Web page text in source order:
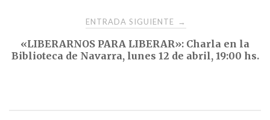
ENTRADA SIGUIENTE →
«LIBERARNOS PARA LIBERAR»: Charla en la
Biblioteca de Navarra, lunes 12 de abril, 19:00 hs.